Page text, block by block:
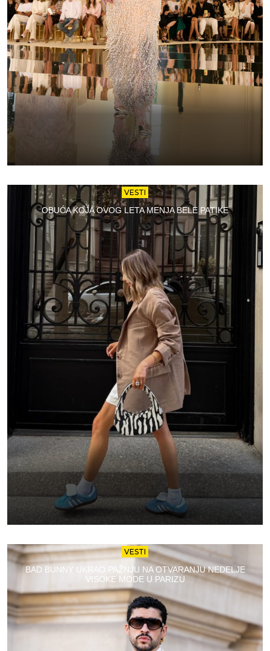
VESTI
OBUĆA KOJA OVOG LETA MENJA BELE PATIKE
VESTI
BAD BUNNY UKRAO PAŽNJU NA OTVARANJU NEDELJE
VISOKE MODE U PARIZU